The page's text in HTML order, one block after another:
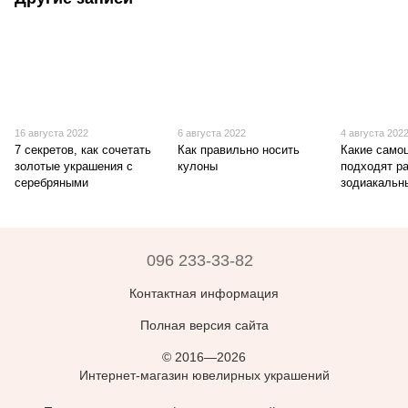
16 августа 2022
7 секретов, как сочетать
золотые украшения с
серебряными
6 августа 2022
Как правильно носить
кулоны
4 августа
Какие
подходят
096 233-33-82
Контактная информация
Полная версия сайта
© 2016—2026
Интернет-магазин ювелирных украшений